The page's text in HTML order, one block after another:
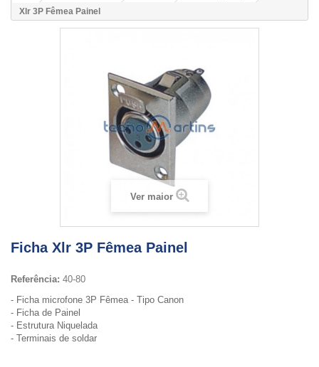
Xlr 3P Fêmea Painel
Ver maior
Ficha Xlr 3P Fêmea Painel
Referência: 40-80
- Ficha microfone 3P Fêmea - Tipo Canon
- Ficha de Painel
- Estrutura Niquelada
- Terminais de soldar